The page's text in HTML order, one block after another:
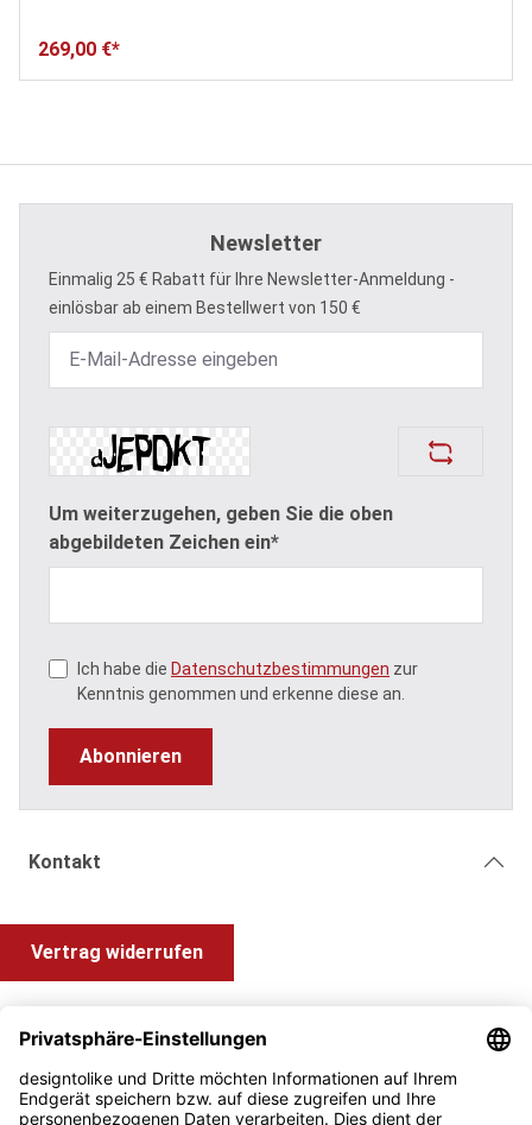
269,00 €*
Newsletter
Einmalig 25 € Rabatt für Ihre Newsletter-Anmeldung -
einlösbar ab einem Bestellwert von 150 €
Um weiterzugehen, geben Sie die oben
abgebildeten Zeichen ein*
Ich habe die Datenschutzbestimmungen zur
Kenntnis genommen und erkenne diese an.
Abonnieren
Kontakt
Vertrag widerrufen
Information und Impressum